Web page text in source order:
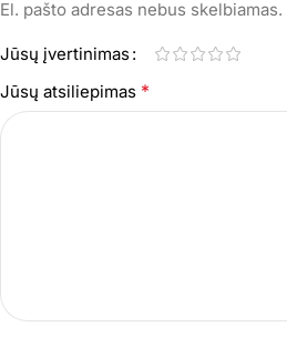
El. pašto adresas nebus skelbiamas.
Jūsų įvertinimas
Jūsų atsiliepimas *